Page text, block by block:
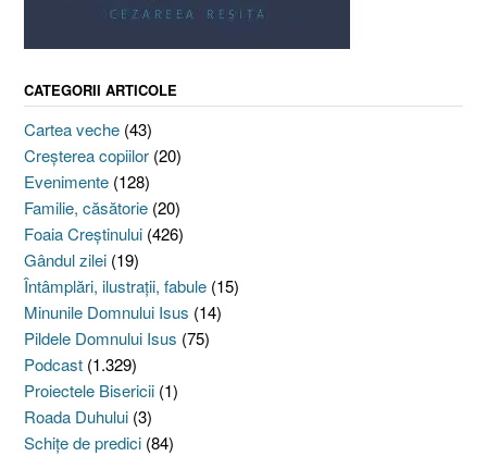
CATEGORII ARTICOLE
Cartea veche (43)
Creşterea copiilor (20)
Evenimente (128)
Familie, căsătorie (20)
Foaia Creştinului (426)
Gândul zilei (19)
Întâmplări, ilustraţii, fabule (15)
Minunile Domnului Isus (14)
Pildele Domnului Isus (75)
Podcast (1.329)
Proiectele Bisericii (1)
Roada Duhului (3)
Schiţe de predici (84)